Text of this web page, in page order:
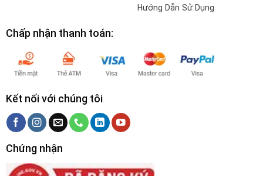
Hướng Dẫn Sử Dụng
Chấp nhận thanh toán:
Kết nối với chúng tôi
Chứng nhận